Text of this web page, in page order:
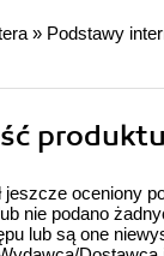
» Podstawy
produktu
jeszcze oceniony
nie podano
lub są one